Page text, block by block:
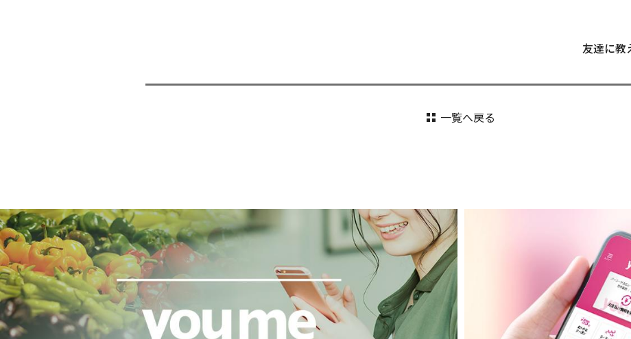
友達に教
一覧へ戻る